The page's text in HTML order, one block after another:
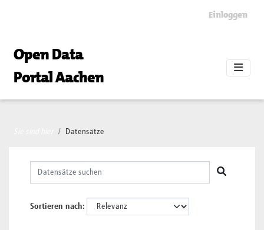
Einloggen
Open Data
Portal Aachen
Datensätze
Sortieren nach